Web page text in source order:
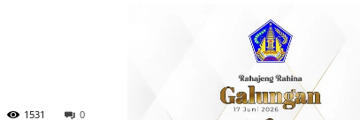
0
1531